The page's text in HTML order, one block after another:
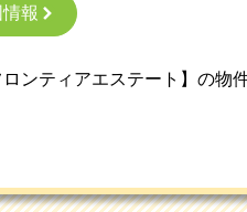
報
ティアエステート】の物